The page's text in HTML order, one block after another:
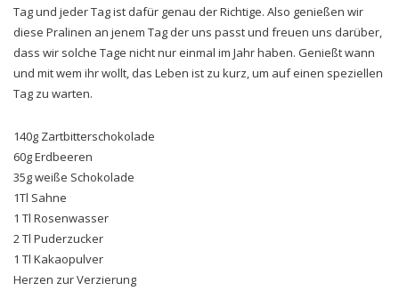
Tag und jeder Tag ist dafür genau der Richtige. Also genießen wir
diese Pralinen an jenem Tag der uns passt und freuen uns darüber,
dass wir solche Tage nicht nur einmal im Jahr haben. Genießt wann
und mit wem ihr wollt, das Leben ist zu kurz, um auf einen speziellen
Tag zu warten.
140g Zartbitterschokolade
60g Erdbeeren
35g weiße Schokolade
1Tl Sahne
1 Tl Rosenwasser
2 Tl Puderzucker
1 Tl Kakaopulver
Herzen zur Verzierung